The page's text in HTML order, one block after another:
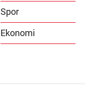
Spor
Ekonomi